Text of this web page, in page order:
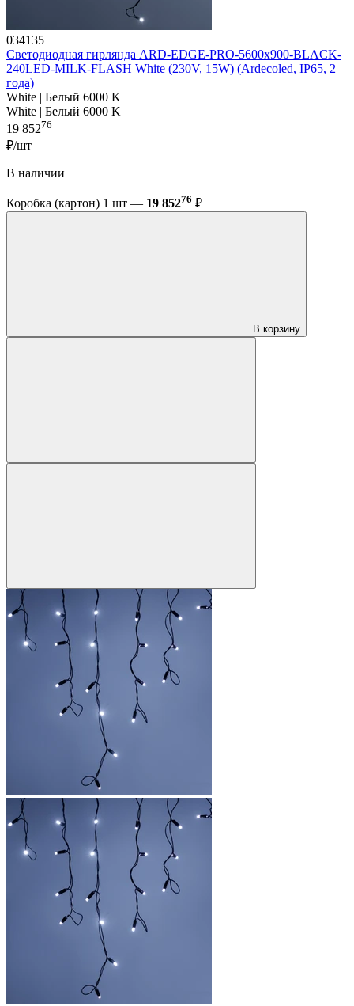
034135
Светодиодная гирлянда ARD-EDGE-PRO-5600x900-BLACK-
240LED-MILK-FLASH White (230V, 15W) (Ardecoled, IP65, 2
года)
White | Белый 6000 K
White | Белый 6000 K
19 85276
₽/шт
В наличии
Коробка (картон) 1 шт — 19 85276 ₽
В корзину